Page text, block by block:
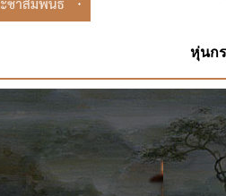
หุ่นก